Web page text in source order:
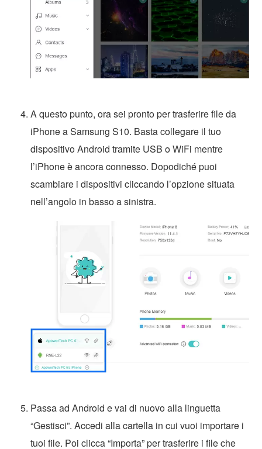
A questo punto, ora sei pronto per trasferire file da
iPhone a Samsung S10. Basta collegare il tuo
dispositivo Android tramite USB o WiFi mentre
l’iPhone è ancora connesso. Dopodiché puoi
scambiare i dispositivi cliccando l’opzione situata
nell’angolo in basso a sinistra.
Passa ad Android e vai di nuovo alla linguetta
“Gestisci”. Accedi alla cartella in cui vuoi importare i
tuoi file. Poi clicca “Importa” per trasferire i file che